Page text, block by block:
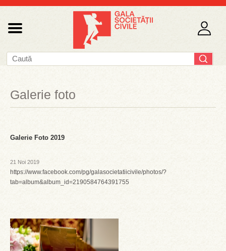
Galerie foto
Galerie Foto 2019
21 Noi 2019
https://www.facebook.com/pg/galasocietatiicivile/photos/?
tab=album&album_id=2190584764391755